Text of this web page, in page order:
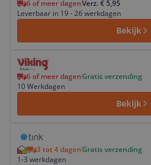
6 of meer dagenVerz. € 5,95
Leverbaar in 19 - 26 werkdagen
Bekijk
6 of meer dagenGratis verzending
10 Werkdagen
Bekijk
Bekijk product
3 tot 4 dagenGratis verzending
1-3 werkdagen